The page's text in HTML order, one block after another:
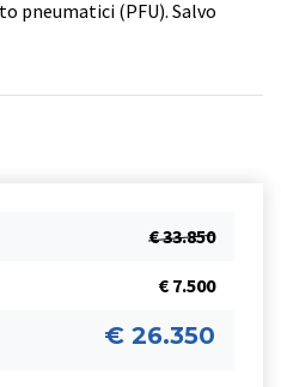
pneumatici (PFU). Salvo
€ 33.850
€ 7.500
€ 26.350